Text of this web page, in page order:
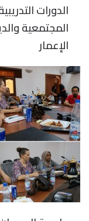
الدورات
المجتمعية
الإعمار